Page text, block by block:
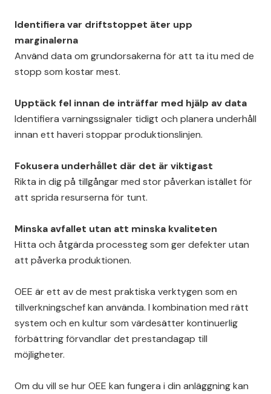
Identifiera var driftstoppet äter upp
marginalerna
Använd data om grundorsakerna för att ta itu med de
stopp som kostar mest.
Upptäck fel innan de inträffar med hjälp av data
Identifiera varningssignaler tidigt och planera underhåll
innan ett haveri stoppar produktionslinjen.
Fokusera underhållet där det är viktigast
Rikta in dig på tillgångar med stor påverkan istället för
att sprida resurserna för tunt.
Minska avfallet utan att minska kvaliteten
Hitta och åtgärda processteg som ger defekter utan
att påverka produktionen.
OEE är ett av de mest praktiska verktygen som en
tillverkningschef kan använda. I kombination med rätt
system och en kultur som värdesätter kontinuerlig
förbättring förvandlar det prestandagap till
möjligheter.
Om du vill se hur OEE kan fungera i din anläggning kan